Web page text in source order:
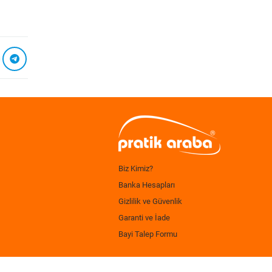
Biz Kimiz?
Banka Hesapları
Gizlilik ve Güvenlik
Garanti ve İade
Bayi Talep Formu